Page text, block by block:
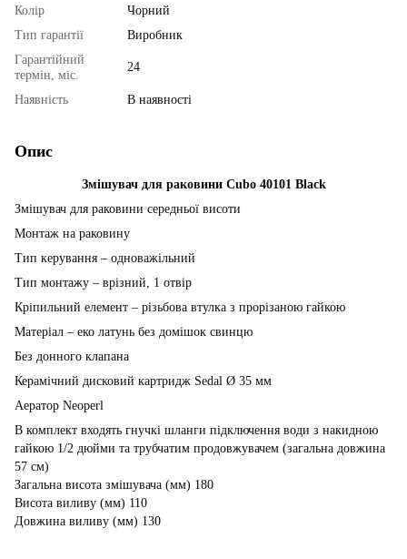
Колір
Чорний
Тип гарантії
Виробник
Гарантійний
термін, міс.
24
Наявність В наявності
Опис
Змішувач для раковини Cubo 40101 Black
Змішувач для раковини середньої висоти
Монтаж на раковину
Тип керування – одноважільний
Тип монтажу – врізний, 1 отвір
Кріпильний елемент – різьбова втулка з прорізаною гайкою
Матеріал – еко латунь без домішок свинцю
Без донного клапана
Керамічний дисковий картридж Sedal Ø 35 мм
Аератор Neoperl
В комплект входять гнучкі шланги підключення води з накидною
гайкою 1/2 дюйми та трубчатим продовжувачем (загальна довжина
57 см)
Загальна висота змішувача (мм) 180
Висота виливу (мм) 110
Довжина виливу (мм) 130